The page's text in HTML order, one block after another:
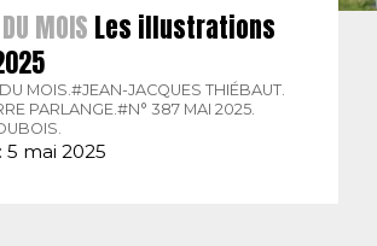
MOIS Les illustrations
MOIS. #JEAN-JACQUES THIÉBAUT.
PARLANGE. #N° 387 MAI 2025.
5 mai 2025